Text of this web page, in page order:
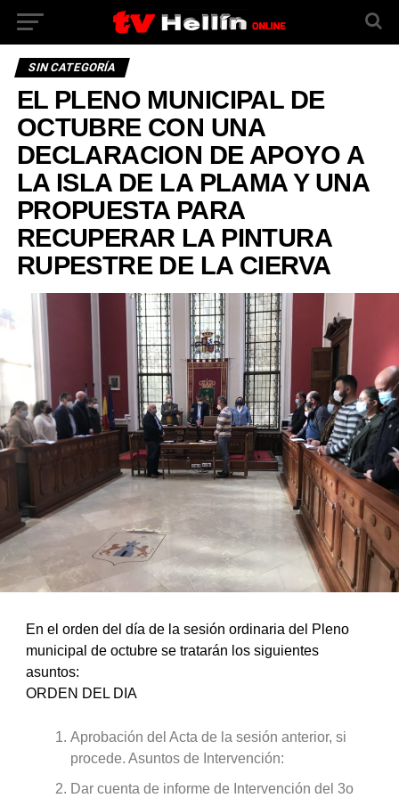
SIN CATEGORÍA
EL PLENO MUNICIPAL DE
OCTUBRE CON UNA
DECLARACION DE APOYO A
LA ISLA DE LA PLAMA Y UNA
PROPUESTA PARA
RECUPERAR LA PINTURA
RUPESTRE DE LA CIERVA
En el orden del día de la sesión ordinaria del Pleno
municipal de octubre se tratarán los siguientes
asuntos:
ORDEN DEL DIA
Aprobación del Acta de la sesión anterior, si
procede. Asuntos de Intervención:
Dar cuenta de informe de Intervención del 3o